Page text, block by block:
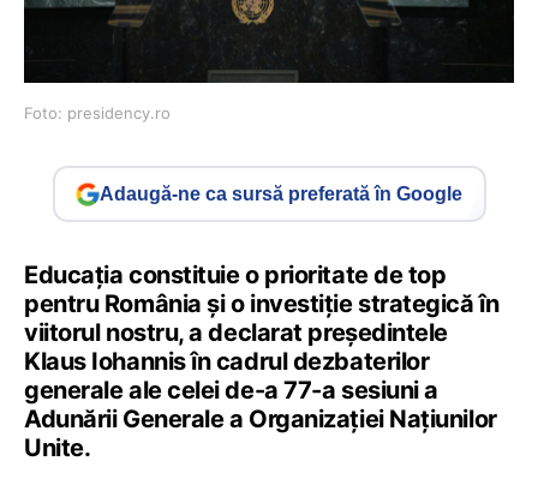
Foto: presidency.ro
Adaugă-ne ca sursă preferată în Google
Educația constituie o prioritate de top
pentru România și o investiție strategică în
viitorul nostru, a declarat președintele
Klaus Iohannis în cadrul dezbaterilor
generale ale celei de-a 77-a sesiuni a
Adunării Generale a Organizației Națiunilor
Unite.